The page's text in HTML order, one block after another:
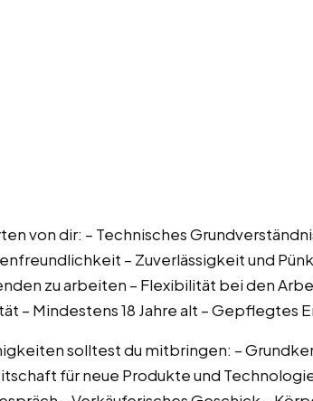
von dir: – Technisches
– Zuverlässigkeit und
zu arbeiten – Flexibilität bei den
– Mindestens 18 Jahre alt – Gepflegtes
solltest du mitbringen: –
für neue Produkte und